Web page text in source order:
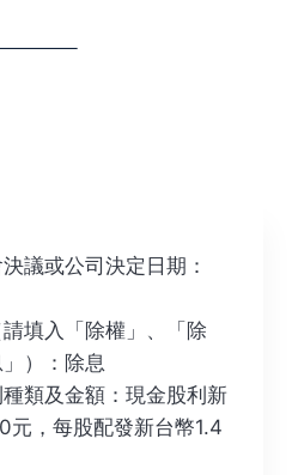
議或公司決定日期：
填入「除權」、「除
）：除息
類及金額：現金股利新
，每股配發新台幣1.4